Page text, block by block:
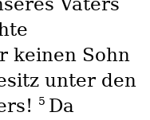
keinen Sohn
unter den
5 Da